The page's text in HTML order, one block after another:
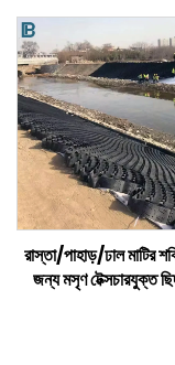
রাস্তা/পাহাড়/ঢাল মাটির
জন্য মসৃণ টেক্সচারযুক্ত